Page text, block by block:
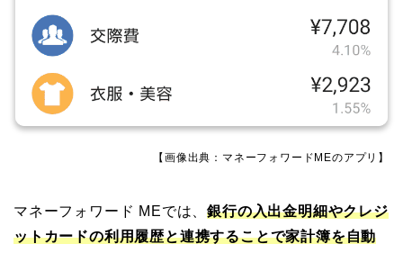
【画像出典：マネーフォワードMEのアプリ】
マネーフォワード MEでは、銀行の入出金明細やクレジ
ットカードの利用履歴と連携することで家計簿を自動